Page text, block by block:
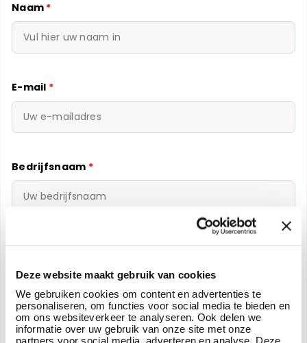
Deze website maakt gebruik van cookies
We gebruiken cookies om content en advertenties te
personaliseren, om functies voor social media te bieden en
om ons websiteverkeer te analyseren. Ook delen we
informatie over uw gebruik van onze site met onze
partners voor social media, adverteren en analyse. Deze
Naam *
E-mail *
Bedrijfsnaam *